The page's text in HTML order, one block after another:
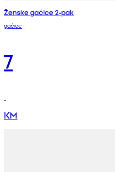
Ženske gaćice 2-pak
gaćice
7
KM